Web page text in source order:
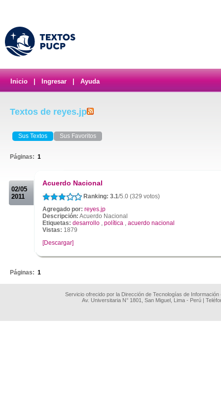
Inicio Ingresar Ayuda
Textos de reyes.jp
Sus Textos Sus Favoritos
Páginas: 1
02/05
2011
Acuerdo Nacional
Ranking: 3.1/5.0 (329 votos)
Agregado por: reyes.jp
Descripción: Acuerdo Nacional
Etiquetas: desarrollo política
acuerdo nacional
Vistas: 1879
[Descargar]
Páginas: 1
Servicio ofrecido por la Dirección de Tecnologías de
Av. Universitaria N° 1801, San Miguel, Lima - Perú |